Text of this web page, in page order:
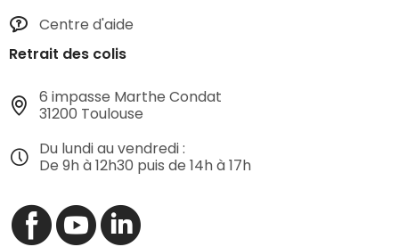
Centre d'aide
Retrait des colis
6 impasse Marthe Condat
31200 Toulouse
Du lundi au vendredi :
De 9h à 12h30 puis de 14h à 17h